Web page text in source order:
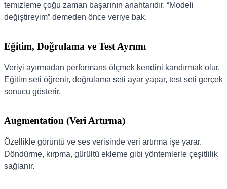
temizleme çoğu zaman başarının anahtarıdır. “Modeli
değiştireyim” demeden önce veriye bak.
Eğitim, Doğrulama ve Test Ayrımı
Veriyi ayırmadan performans ölçmek kendini kandırmak olur.
Eğitim seti öğrenir, doğrulama seti ayar yapar, test seti gerçek
sonucu gösterir.
Augmentation (Veri Artırma)
Özellikle görüntü ve ses verisinde veri artırma işe yarar.
Döndürme, kırpma, gürültü ekleme gibi yöntemlerle çeşitlilik
sağlanır.